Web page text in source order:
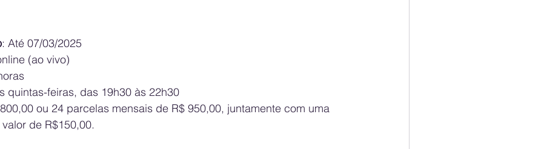
: Até 07/03/2025
(ao vivo)
quintas-feiras, das 19h30 às 22h30
ou 24 parcelas mensais de R$ 950,00, juntamente com uma
de R$150,00.